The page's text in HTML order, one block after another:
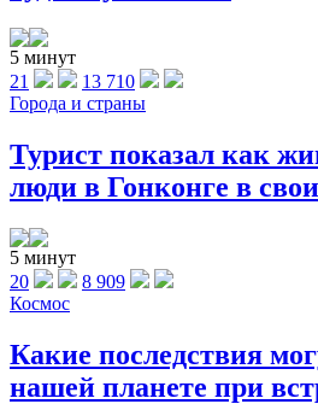
5 минут
21
13 710
Города и страны
Турист показал как
люди в Гонконге в
5 минут
20
8 909
Космос
Какие последствия
нашей планете при